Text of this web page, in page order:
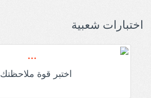
اختبارات شعبية
اختبر قوة ملاحظتك